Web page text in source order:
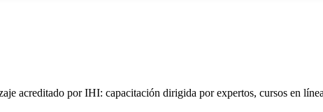
acreditado por IHI: capacitación dirigida por expertos, cursos en